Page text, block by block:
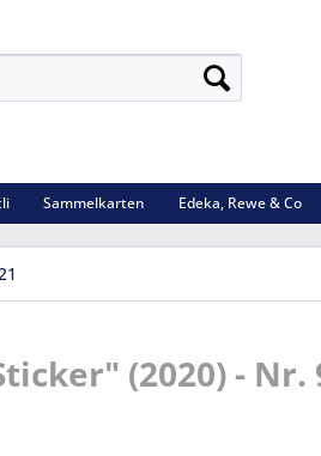
Sammelkarten Edeka, Rewe & Co
(2020) - Nr.